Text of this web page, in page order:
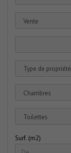
Type de propriété
Surf. (m2)